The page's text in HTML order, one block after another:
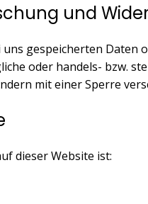
und
gespeicherten
oder handels- bzw.
mit einer Sperre
dieser Website ist: